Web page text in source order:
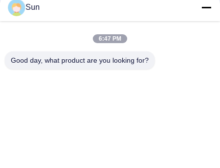
ナイロン ワイヤー ステンター機械部品、ステンター機
Ehwha Stenter Machine Parts
Sun
6:47 PM
Good day, what product are you looking for?